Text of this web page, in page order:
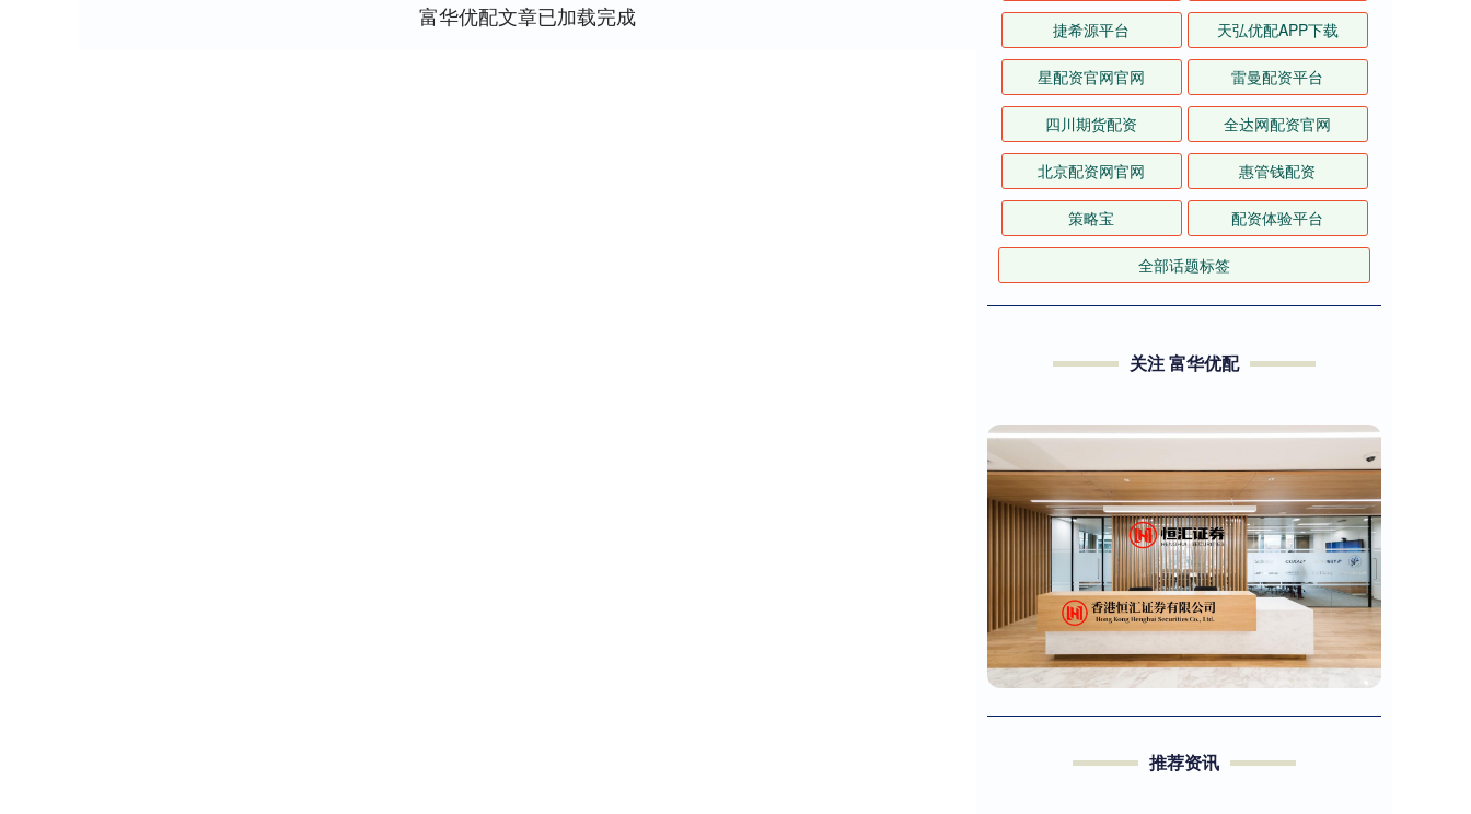
富华优配文章已加载完成 捷希源平台 天弘优配APP下载
星配资官网官网 雷曼配资平台
四川期货配资 全达网配资官网
北京配资网官网 惠管钱配资
策略宝 配资体验平台
全部话题标签
关注 富华优配
推荐资讯